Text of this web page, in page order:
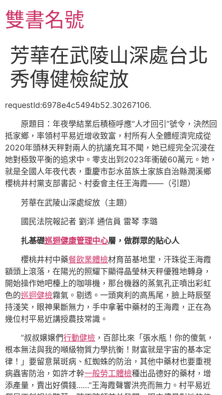
至
主雙書名號
芳華在武陵山深處台北
秀傳健檢綻放
requestId:6978e4c5494b52.30267106.
原題目：年夜學結業后積極呼應“人才回引”號令，決然回
抵家鄉，率領村平易近增收致富，村所有人全體經濟完成從
2020年頭林天秤對兩人的抗議充耳不聞，她已經完全沉浸在
她對極致平衡的追求中。零支出到2023年衝破60萬元。她，
就是全國人年夜代表，重慶市彭水苗族土家族自治縣潤溪鄉
櫻桃井村黨支部書記、村委會主任王海霞——（引題）
芳華在武陵山深處綻放（主題）
國民法院報記者 劉洋 通信員 雷琴 李璐
扎基礎巡迴健康管理中心層，做群眾的貼心人
櫻桃井村中藥餐飲業體檢材育苗基地里，汗珠從王海霞
額頭上滾落，在陽光的照耀下顯得晶瑩林天秤優雅地轉身，
開始操作她吧檯上的咖啡機，那台機器的蒸氣孔正噴出彩虹
色的巡迴健檢霧氣。剔透。一頭爽利的高馬尾，臉上時辰堅
持淺笑，眼神果斷無力，手中拿著中藥材的王海霞，正在為
幾位村平易近講授農技常識。
“叔叔嬢嬢們行動健檢 ，百部比來「張水瓶！你的傻氣，
根本無法與我的噸級物質力學抗衡！財富就是宇宙的基本定
律！」要留意葉斑病、紅蜘蛛的防治，其他中藥材也要重視
病蟲害防治，如許才幹一般勞工體檢種出品德好的藥材，增
添產量，賣出好價錢……”王海霞聲響洪亮而無力。村平易近